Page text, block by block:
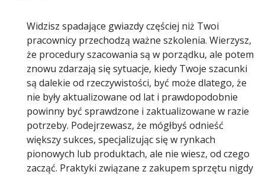
Widzisz spadające gwiazdy częściej niż Twoi
pracownicy przechodzą ważne szkolenia. Wierzysz,
że procedury szacowania są w porządku, ale potem
znowu zdarzają się sytuacje, kiedy Twoje szacunki
są dalekie od rzeczywistości, być może dlatego, że
nie były aktualizowane od lat i prawdopodobnie
powinny być sprawdzone i zaktualizowane w razie
potrzeby. Podejrzewasz, że mógłbyś odnieść
większy sukces, specjalizując się w rynkach
pionowych lub produktach, ale nie wiesz, od czego
zacząć. Praktyki związane z zakupem sprzętu nigdy